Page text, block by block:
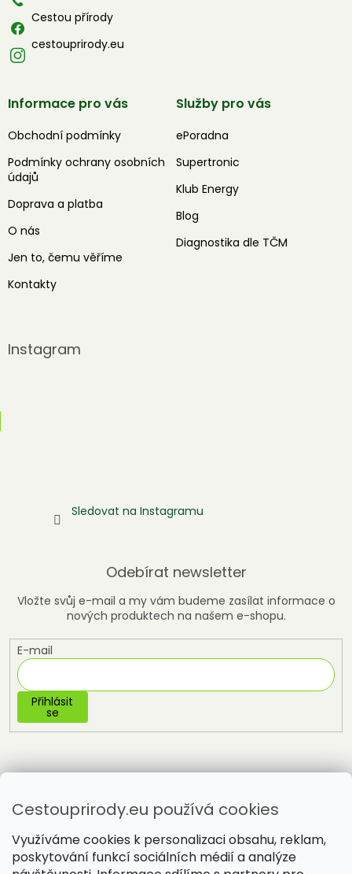
Cestouprirody.eu používá cookies
Využíváme cookies k personalizaci obsahu, reklam,
poskytování funkcí sociálních médií a analýze
Cestou přírody
cestouprirody.eu
Informace pro vás
Obchodní podmínky
Podmínky ochrany osobních
údajů
Doprava a platba
O nás
Jen to, čemu věříme
Kontakty
Služby pro vás
ePoradna
Supertronic
Klub Energy
Blog
Diagnostika dle TČM
Instagram
Sledovat na Instagramu
Odebírat newsletter
Vložte svůj e-mail a my vám budeme zasílat informace o
nových produktech na našem e-shopu.
E-mail
Přihlásit
se